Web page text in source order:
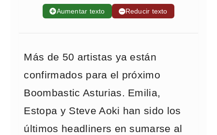
➕Aumentar texto ➖Reducir texto
Más de 50 artistas ya están
confirmados para el próximo
Boombastic Asturias. Emilia,
Estopa y Steve Aoki han sido los
últimos headliners en sumarse al